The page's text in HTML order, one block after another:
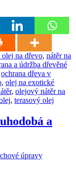
olej na dřevo, nátěr na
a údržba dřevěné
ochrana dřeva v
, olej na exotické
, olejový nátěr na
, terasový olej
a
úpravy